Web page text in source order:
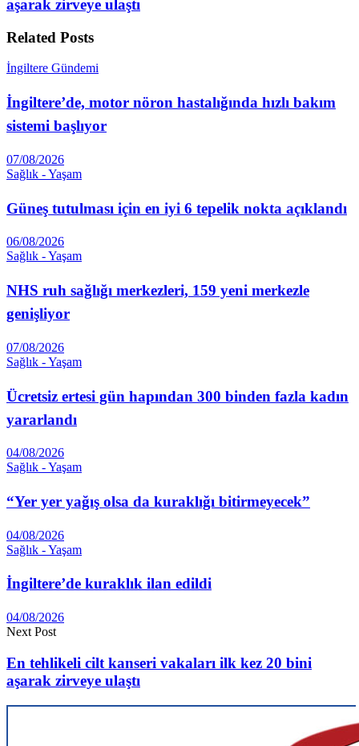
aşarak zirveye ulaştı
Related Posts
İngiltere Gündemi
İngiltere’de, motor nöron hastalığında hızlı bakım
sistemi başlıyor
07/08/2026
Sağlık - Yaşam
Güneş tutulması için en iyi 6 tepelik nokta açıklandı
06/08/2026
Sağlık - Yaşam
NHS ruh sağlığı merkezleri, 159 yeni merkezle
genişliyor
07/08/2026
Sağlık - Yaşam
Ücretsiz ertesi gün hapından 300 binden fazla kadın
yararlandı
04/08/2026
Sağlık - Yaşam
“Yer yer yağış olsa da kuraklığı bitirmeyecek”
04/08/2026
Sağlık - Yaşam
İngiltere’de kuraklık ilan edildi
04/08/2026
Next Post
En tehlikeli cilt kanseri vakaları ilk kez 20 bini
aşarak zirveye ulaştı